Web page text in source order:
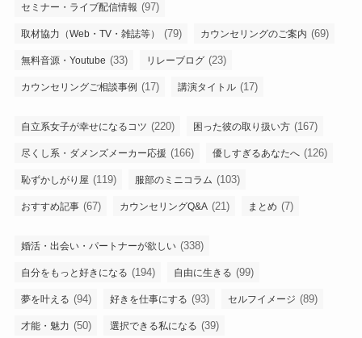
セミナー・ライブ配信情報 (97)
取材協力（Web・TV・雑誌等） (79) カウンセリングのご案内 (69)
無料音源・Youtube (33) リレーブログ (23)
カウンセリングご相談事例 (17) 講演タイトル (17)
自立系女子が幸せになるコツ (220) 困った彼の取り扱い方 (167)
尽くし系・ダメンズメーカー応援 (166) 優しすぎるあなたへ (126)
恥ずかしがり屋 (119) 服部のミニコラム (103)
おすすめ記事 (67) カウンセリングQ&A (21) まとめ (7)
婚活・出会い・パートナーが欲しい (338)
自分をもっと好きになる (194) 自由に生きる (99)
夢を叶える (94) 好きを仕事にする (93) セルフイメージ (89)
才能・魅力 (50) 選択できる私になる (39)